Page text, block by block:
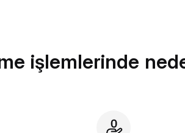
işlemlerinde